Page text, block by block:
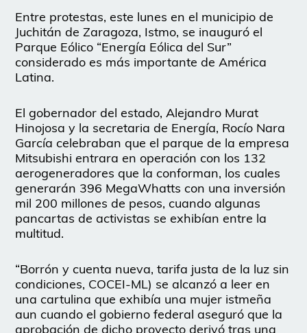
Entre protestas, este lunes en el municipio de
Juchitán de Zaragoza, Istmo, se inauguró el
Parque Eólico “Energía Eólica del Sur”
considerado es más importante de América
Latina.
El gobernador del estado, Alejandro Murat
Hinojosa y la secretaria de Energía, Rocío Nara
García celebraban que el parque de la empresa
Mitsubishi entrara en operación con los 132
aerogeneradores que la conforman, los cuales
generarán 396 MegaWhatts con una inversión
mil 200 millones de pesos, cuando algunas
pancartas de activistas se exhibían entre la
multitud.
“Borrón y cuenta nueva, tarifa justa de la luz sin
condiciones, COCEI-ML) se alcanzó a leer en
una cartulina que exhibía una mujer istmeña
aun cuando el gobierno federal aseguró que la
aprobación de dicho proyecto derivó tras una